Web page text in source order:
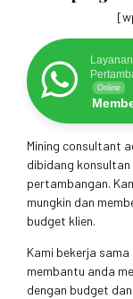
Online
Mining consultant
dibidang
pertambangan.
mungkin dan
budget klien.
Kami bekerja
membantu anda
dengan budget